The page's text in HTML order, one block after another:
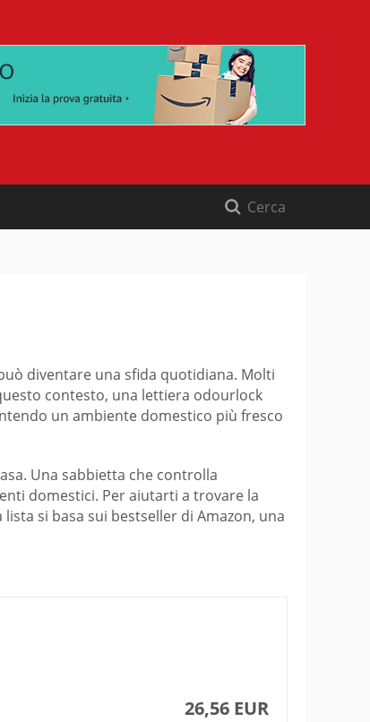
diventare una sfida quotidiana. Molti
contesto, una lettiera odourlock
un ambiente domestico più fresco
Una sabbietta che controlla
domestici. Per aiutarti a trovare la
si basa sui bestseller di Amazon, una
26,56 EUR